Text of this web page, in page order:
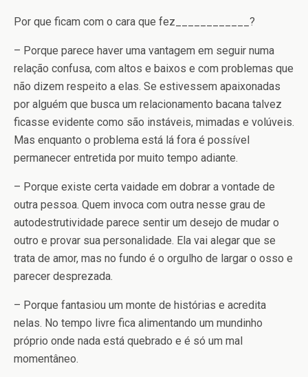
Por que ficam com o cara que fez____________?
– Porque parece haver uma vantagem em seguir numa
relação confusa, com altos e baixos e com problemas que
não dizem respeito a elas. Se estivessem apaixonadas
por alguém que busca um relacionamento bacana talvez
ficasse evidente como são instáveis, mimadas e volúveis.
Mas enquanto o problema está lá fora é possível
permanecer entretida por muito tempo adiante.
– Porque existe certa vaidade em dobrar a vontade de
outra pessoa. Quem invoca com outra nesse grau de
autodestrutividade parece sentir um desejo de mudar o
outro e provar sua personalidade. Ela vai alegar que se
trata de amor, mas no fundo é o orgulho de largar o osso e
parecer desprezada.
– Porque fantasiou um monte de histórias e acredita
nelas. No tempo livre fica alimentando um mundinho
próprio onde nada está quebrado e é só um mal
momentâneo.